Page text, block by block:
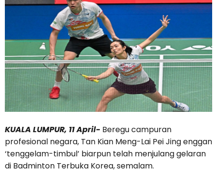
KUALA LUMPUR, 11 April- Beregu campuran
profesional negara, Tan Kian Meng-Lai Pei Jing enggan
‘tenggelam-timbul’ biarpun telah menjulang gelaran
di Badminton Terbuka Korea, semalam.